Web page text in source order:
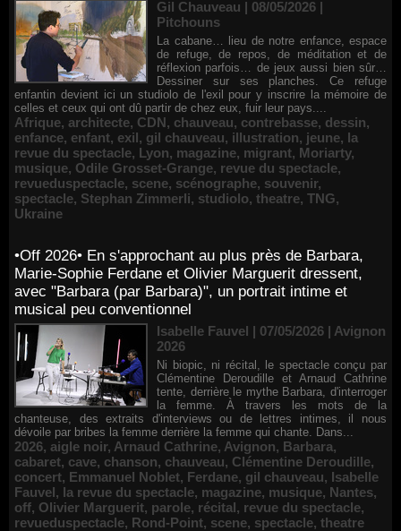
Gil Chauveau | 08/05/2026 |
Pitchouns
La cabane… lieu de notre enfance, espace
de refuge, de repos, de méditation et de
réflexion parfois… de jeux aussi bien sûr…
Dessiner sur ses planches. Ce refuge
enfantin devient ici un studiolo de l'exil pour y inscrire la mémoire de
celles et ceux qui ont dû partir de chez eux, fuir leur pays....
Afrique, architecte, CDN, chauveau, contrebasse, dessin,
enfance, enfant, exil, gil chauveau, illustration, jeune, la
revue du spectacle, Lyon, magazine, migrant, Moriarty,
musique, Odile Grosset-Grange, revue du spectacle,
revueduspectacle, scene, scénographe, souvenir,
spectacle, Stephan Zimmerli, studiolo, theatre, TNG,
Ukraine
•Off 2026• En s'approchant au plus près de Barbara,
Marie-Sophie Ferdane et Olivier Marguerit dressent,
avec "Barbara (par Barbara)", un portrait intime et
musical peu conventionnel
Isabelle Fauvel | 07/05/2026 | Avignon
2026
Ni biopic, ni récital, le spectacle conçu par
Clémentine Deroudille et Arnaud Cathrine
tente, derrière le mythe Barbara, d'interroger
la femme. À travers les mots de la
chanteuse, des extraits d'interviews ou de lettres intimes, il nous
dévoile par bribes la femme derrière la femme qui chante. Dans...
2026, aigle noir, Arnaud Cathrine, Avignon, Barbara,
cabaret, cave, chanson, chauveau, Clémentine Deroudille,
concert, Emmanuel Noblet, Ferdane, gil chauveau, Isabelle
Fauvel, la revue du spectacle, magazine, musique, Nantes,
off, Olivier Marguerit, parole, récital, revue du spectacle,
revueduspectacle, Rond-Point, scene, spectacle, theatre